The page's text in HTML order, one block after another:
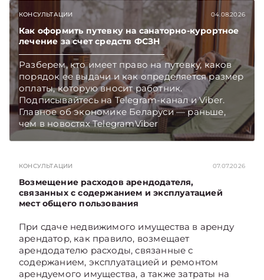
Подписывайтесь на Telegram‑канал и Viber.
Главное об экономике Беларуси — раньше,
чем в новостях TelegramViber
КОНСУЛЬТАЦИИ 04.08.2026
Как оформить путевку на санаторно-курортное
лечение за счет средств ФСЗН
Разберем, кто имеет право на путевку, каков
порядок ее выдачи и как определяется размер
оплаты, которую вносит работник.
Подписывайтесь на Telegram‑канал и Viber.
Главное об экономике Беларуси — раньше,
чем в новостях TelegramViber
КОНСУЛЬТАЦИИ 07.07.2026
Возмещение расходов арендодателя,
связанных с содержанием и эксплуатацией
мест общего пользования
При сдаче недвижимого имущества в аренду
арендатор, как правило, возмещает
арендодателю расходы, связанные с
содержанием, эксплуатацией и ремонтом
арендуемого имущества, а также затраты на